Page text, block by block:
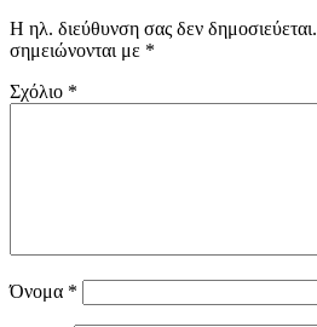
Η ηλ. διεύθυνση σας δεν δημοσιεύεται.
σημειώνονται με *
Σχόλιο *
Όνομα *